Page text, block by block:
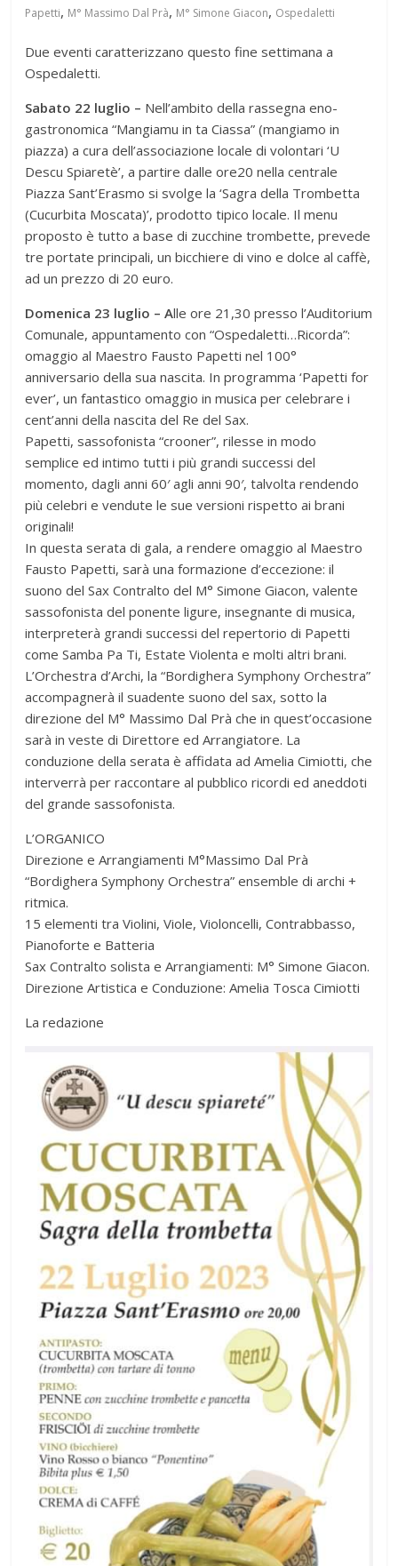
Papetti, M° Massimo Dal Prà, M° Simone Giacon, Ospedaletti
Due eventi caratterizzano questo fine settimana a
Ospedaletti.
Sabato 22 luglio – Nell’ambito della rassegna eno-
gastronomica “Mangiamu in ta Ciassa” (mangiamo in
piazza) a cura dell’associazione locale di volontari ‘U
Descu Spiaretè’, a partire dalle ore20 nella centrale
Piazza Sant’Erasmo si svolge la ‘Sagra della Trombetta
(Cucurbita Moscata)’, prodotto tipico locale. Il menu
proposto è tutto a base di zucchine trombette, prevede
tre portate principali, un bicchiere di vino e dolce al caffè,
ad un prezzo di 20 euro.
Domenica 23 luglio – Alle ore 21,30 presso l’Auditorium
Comunale, appuntamento con “Ospedaletti…Ricorda”:
omaggio al Maestro Fausto Papetti nel 100°
anniversario della sua nascita. In programma ‘Papetti for
ever’, un fantastico omaggio in musica per celebrare i
cent’anni della nascita del Re del Sax.
Papetti, sassofonista “crooner”, rilesse in modo
semplice ed intimo tutti i più grandi successi del
momento, dagli anni 60′ agli anni 90′, talvolta rendendo
più celebri e vendute le sue versioni rispetto ai brani
originali!
In questa serata di gala, a rendere omaggio al Maestro
Fausto Papetti, sarà una formazione d’eccezione: il
suono del Sax Contralto del M° Simone Giacon, valente
sassofonista del ponente ligure, insegnante di musica,
interpreterà grandi successi del repertorio di Papetti
come Samba Pa Ti, Estate Violenta e molti altri brani.
L’Orchestra d’Archi, la “Bordighera Symphony Orchestra”
accompagnerà il suadente suono del sax, sotto la
direzione del M° Massimo Dal Prà che in quest’occasione
sarà in veste di Direttore ed Arrangiatore. La
conduzione della serata è affidata ad Amelia Cimiotti, che
interverrà per raccontare al pubblico ricordi ed aneddoti
del grande sassofonista.
L’ORGANICO
Direzione e Arrangiamenti M°Massimo Dal Prà
“Bordighera Symphony Orchestra” ensemble di archi +
ritmica.
15 elementi tra Violini, Viole, Violoncelli, Contrabbasso,
Pianoforte e Batteria
Sax Contralto solista e Arrangiamenti: M° Simone Giacon.
Direzione Artistica e Conduzione: Amelia Tosca Cimiotti
La redazione